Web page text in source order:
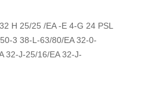
H 25/25 /EA -E 4-G 24 PSL
3 38-L-63/80/EA 32-0-
32-J-25/16/EA 32-J-